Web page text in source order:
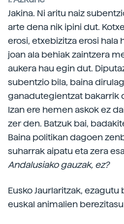
Jakina. Ni aritu naiz
arte dena nik ipini dut.
erosi, etxebizitza erosi hala
joan ala behiak zaintzera
aukera hau egin dut.
subentzio bila, baina
ganadutegientzat bakarrik
Izan ere hemen askok ez
zer den. Batzuk bai,
Baina politikan dagoen
suharrak aipatu eta zera
Andalusiako gauzak, ez?
Eusko Jaurlaritzak, ezagutu
euskal animalien